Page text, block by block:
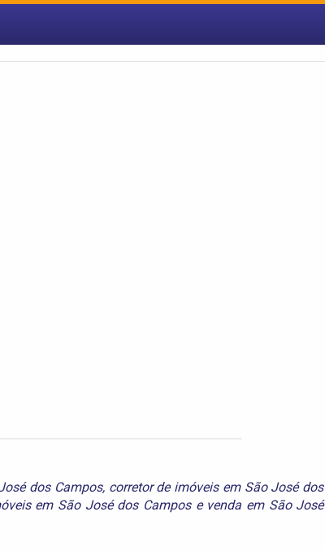
dos Campos, corretor de imóveis em São José dos
em São José dos Campose venda em São José